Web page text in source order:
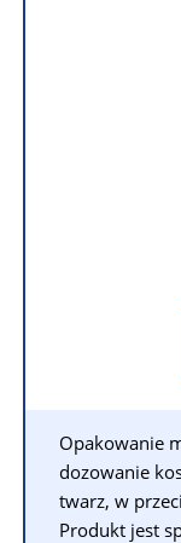
Opakowanie
dozowanie
twarz, w
Produkt jest